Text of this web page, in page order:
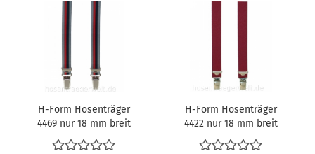
H-Form Hosenträger
4469 nur 18 mm breit
H-Form Hosenträger
4422 nur 18 mm breit